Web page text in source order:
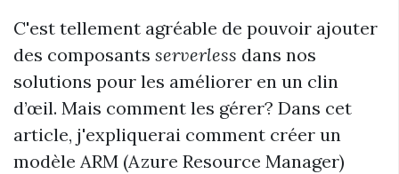
C'est tellement agréable de pouvoir ajouter
des composants serverless dans nos
solutions pour les améliorer en un clin
d’œil. Mais comment les gérer? Dans cet
article, j'expliquerai comment créer un
modèle ARM (Azure Resource Manager)